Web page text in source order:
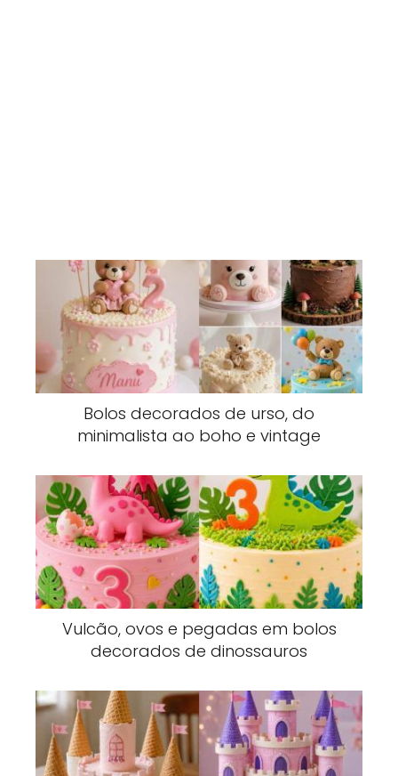
Bolos decorados de urso, do
minimalista ao boho e vintage
Vulcão, ovos e pegadas em bolos
decorados de dinossauros